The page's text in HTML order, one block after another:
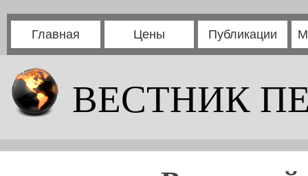
Главная Цены Публикации
ВЕСТНИК